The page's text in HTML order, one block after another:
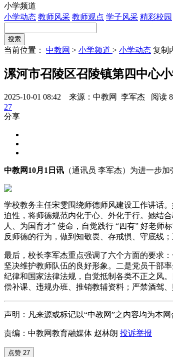
小学频道
小学动态 教师风采 教师观点 学子风采 精彩校园
当前位置： 中教网 > 小学频道 > 小学动态 复制
漯河市召陵区召陵镇第四中心
2025-10-01 08:42 来源：中教网 李军杰 阅读
27
分享
中教网10月1日讯 （通讯员 李军杰）为进一步
学校教务主任宋雯围绕师德师风建设工作讲话
迫性，将师德规范内化于心、外化于行。她结
人、为国育才” 使命，自觉践行 “四有” 好老
反师德的行为，做到知敬畏、存戒惧、守底线
最后，校长李军杰重点强调了六个方面的要求
坚决维护教师队伍的良好形象。二是党员干部
纪律和国家法律法规，自觉抵制各类不正之风
偿补课、违规办班、推销教辅资料；严禁酒驾
声明：凡来源或标记以“中教网”之内容均为本
责编：中教网教育融媒体 赵林朗 投诉举报
点赞 27